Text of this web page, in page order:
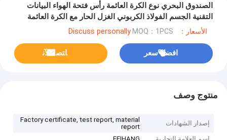
الصندوق البحري نوع الكرة العائمة رأس فتحة الهواء البيانات
التقنية الجسم الفولاذ الكربوني الغزل الحار مع الكرة العائمة
الأسعار：Discuss personally MOQ：1PCS
افضل سعر ﺎﺘﺼﻟ ﺍﻶﻧ
منتوج وصف
إصدار الشهادات
Factory certificate, test report, material
report